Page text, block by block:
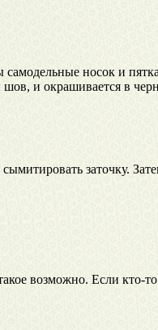
носок и
и окрашивается в
заточку.
возможно. Если кто-